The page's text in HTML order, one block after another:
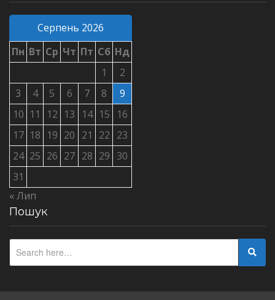
Серпень 2026
Пн Вт Ср Чт Пт Сб Нд
1
2
3
4 5 6 7 8
9
10 11 12 13 14 15
16
17 18 19 20 21 22 23
24 25 26 27 28 29 30
31
« Лип
Пошук